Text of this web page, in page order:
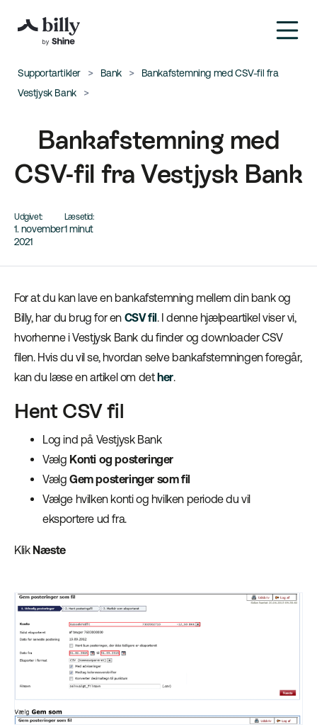
Supportartikler Bank
Bankafstemning med CSV-fil fra
Vestjysk Bank
Bankafstemning med
CSV-fil fra Vestjysk Bank
Udgivet:
1. november
2021
Læsetid:
1 minut
For at du kan lave en bankafstemning mellem din bank og
Billy, har du brug for en CSV fil. I denne hjælpeartikel viser vi,
hvorhenne i Vestjysk Bank du finder og downloader CSV
filen. Hvis du vil se, hvordan selve bankafstemningen foregår,
kan du læse en artikel om dether.
Hent CSV fil
Log ind på Vestjysk Bank
Vælg Konti og posteringer
Vælg Gem posteringer som fil
Vælge hvilken konti og hvilken periode du vil
eksportere ud fra.
Klik Næste